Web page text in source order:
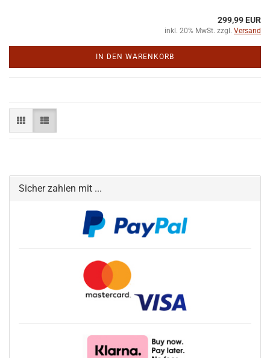
299,99 EUR
inkl. 20% MwSt. zzgl. Versand
IN DEN WARENKORB
Sicher zahlen mit ...